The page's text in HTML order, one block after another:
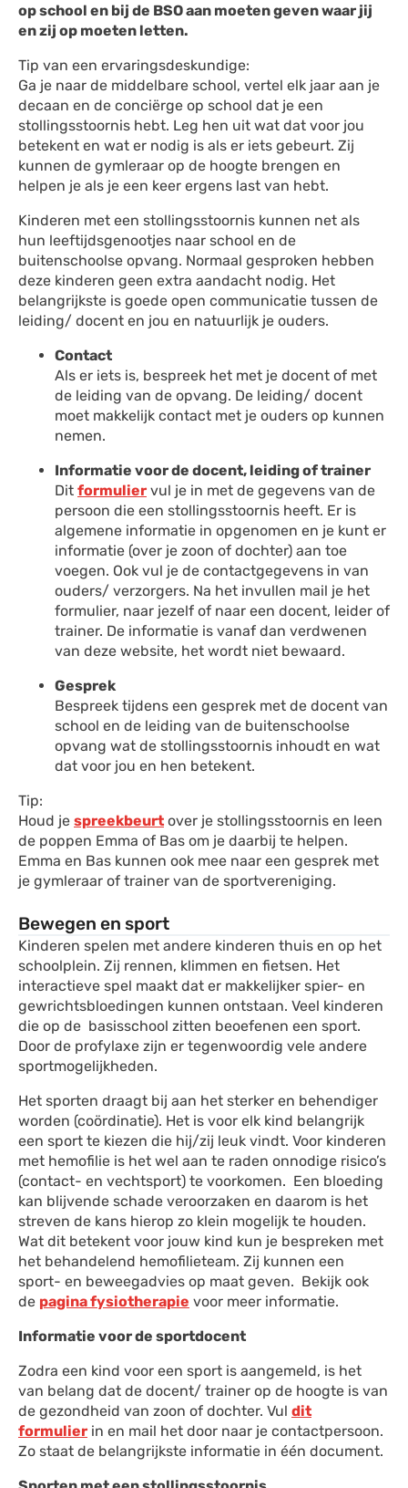
op school en bij de BSO aan moeten geven waar jij
en zij op moeten letten.
Tip van een ervaringsdeskundige:
Ga je naar de middelbare school, vertel elk jaar aan je
decaan en de conciërge op school dat je een
stollingsstoornis hebt. Leg hen uit wat dat voor jou
betekent en wat er nodig is als er iets gebeurt. Zij
kunnen de gymleraar op de hoogte brengen en
helpen je als je een keer ergens last van hebt.
Kinderen met een stollingsstoornis kunnen net als
hun leeftijdsgenootjes naar school en de
buitenschoolse opvang. Normaal gesproken hebben
deze kinderen geen extra aandacht nodig. Het
belangrijkste is goede open communicatie tussen de
leiding/ docent en jou en natuurlijk je ouders.
Contact
Als er iets is, bespreek het met je docent of met
de leiding van de opvang. De leiding/ docent
moet makkelijk contact met je ouders op kunnen
nemen.
Informatie voor de docent, leiding of trainer
Dit formulier vul je in met de gegevens van de
persoon die een stollingsstoornis heeft. Er is
algemene informatie in opgenomen en je kunt er
informatie (over je zoon of dochter) aan toe
voegen. Ook vul je de contactgegevens in van
ouders/ verzorgers. Na het invullen mail je het
formulier, naar jezelf of naar een docent, leider of
trainer. De informatie is vanaf dan verdwenen
van deze website, het wordt niet bewaard.
Gesprek
Bespreek tijdens een gesprek met de docent van
school en de leiding van de buitenschoolse
opvang wat de stollingsstoornis inhoudt en wat
dat voor jou en hen betekent.
Tip:
Houd je spreekbeurt over je stollingsstoornis en leen
de poppen Emma of Bas om je daarbij te helpen.
Emma en Bas kunnen ook mee naar een gesprek met
je gymleraar of trainer van de sportvereniging.
Bewegen en sport
Kinderen spelen met andere kinderen thuis en op het
schoolplein. Zij rennen, klimmen en fietsen. Het
interactieve spel maakt dat er makkelijker spier- en
gewrichtsbloedingen kunnen ontstaan. Veel kinderen
die op de basisschool zitten beoefenen een sport.
Door de profylaxe zijn er tegenwoordig vele andere
sportmogelijkheden.
Het sporten draagt bij aan het sterker en behendiger
worden (coördinatie). Het is voor elk kind belangrijk
een sport te kiezen die hij/zij leuk vindt. Voor kinderen
met hemofilie is het wel aan te raden onnodige risico’s
(contact- en vechtsport) te voorkomen. Een bloeding
kan blijvende schade veroorzaken en daarom is het
streven de kans hierop zo klein mogelijk te houden.
Wat dit betekent voor jouw kind kun je bespreken met
het behandelend hemofilieteam. Zij kunnen een
sport- en beweegadvies op maat geven. Bekijk ook
de pagina fysiotherapie voor meer informatie.
Informatie voor de sportdocent
Zodra een kind voor een sport is aangemeld, is het
van belang dat de docent/ trainer op de hoogte is van
de gezondheid van zoon of dochter. Vul dit
formulier in en mail het door naar je contactpersoon.
Zo staat de belangrijkste informatie in één document.